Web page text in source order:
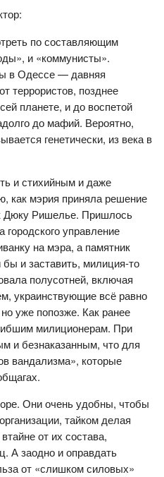
по составляющим
и «коммунисты».
в Одессе — давняя
террористов, позднее
планете, и до воспетой
до мафий. Вероятно,
генетически, из века в
и стихийным и даже
как мэрия приняла решение
Дюку Ришелье. Пришлось
городского управление
на мэра, а памятник
бы и заставить, милиция-то
полусотней, включая
украинствующие всё равно
уже попозже. Как ранее
милиционерам. При
и безнаказанным, что для
вандализма», которые
Они очень удобны, чтобы
тайком делая
от их состава,
А заодно и оправдать
от «слишком силовых»